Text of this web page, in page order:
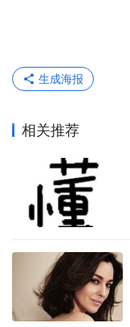
生成海报
相关推荐